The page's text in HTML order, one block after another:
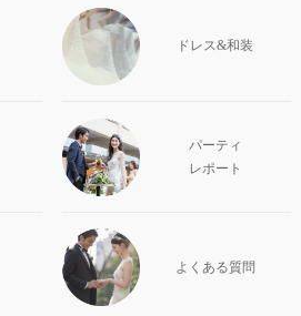
ドレス&和装
パーティ
レポート
よくある質問